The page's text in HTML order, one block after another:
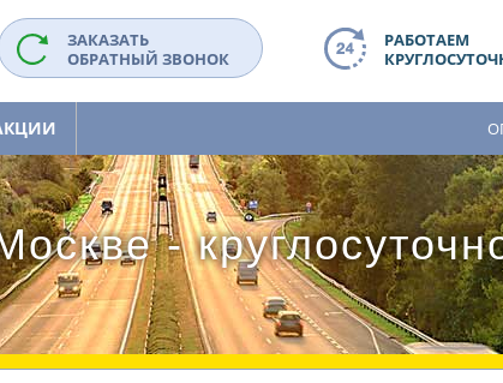
ЗАКАЗАТЬ
ОБРАТНЫЙ ЗВОНОК
РАБОТАЕМ
-